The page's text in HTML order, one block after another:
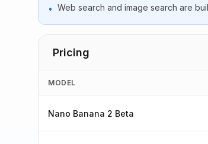
• Web search and image search are
Pricing
MODEL
Nano Banana 2 Beta